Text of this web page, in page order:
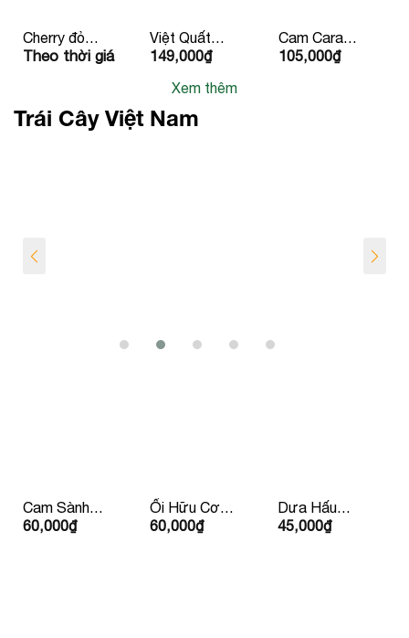
Cherry đỏ
Canada
Theo thời giá
Việt Quất
125g
Peru
149,000₫
Cam Cara
Ruột Đỏ
105,000₫
Xem thêm
Trái Cây Việt Nam
Cam Sành
Hữu Cơ Đức
60,000₫
Ổi Hữu Cơ
Ruột Trắng
60,000₫
Dưa Hấu
Không Hạt
45,000₫